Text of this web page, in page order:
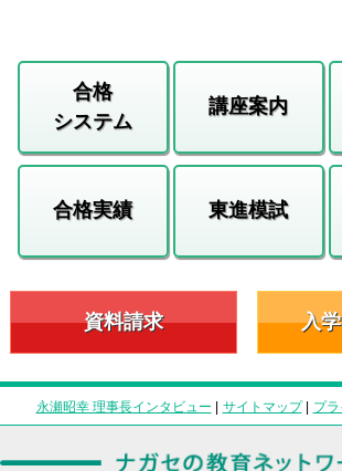
合格
システム
講座案内
合格実績 東進模試
資料請求 入
永瀬昭幸 理事長インタビュー | サイトマップ| プ